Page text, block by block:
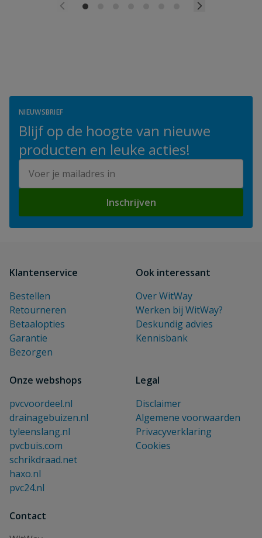
NIEUWSBRIEF
Blijf op de hoogte van nieuwe
producten en leuke acties!
Inschrijven
Klantenservice
Bestellen
Retourneren
Betaalopties
Garantie
Bezorgen
Ook interessant
Over WitWay
Werken bij WitWay?
Deskundig advies
Kennisbank
Onze webshops
pvcvoordeel.nl
drainagebuizen.nl
tyleenslang.nl
pvcbuis.com
schrikdraad.net
haxo.nl
pvc24.nl
Legal
Disclaimer
Algemene voorwaarden
Privacyverklaring
Cookies
Contact